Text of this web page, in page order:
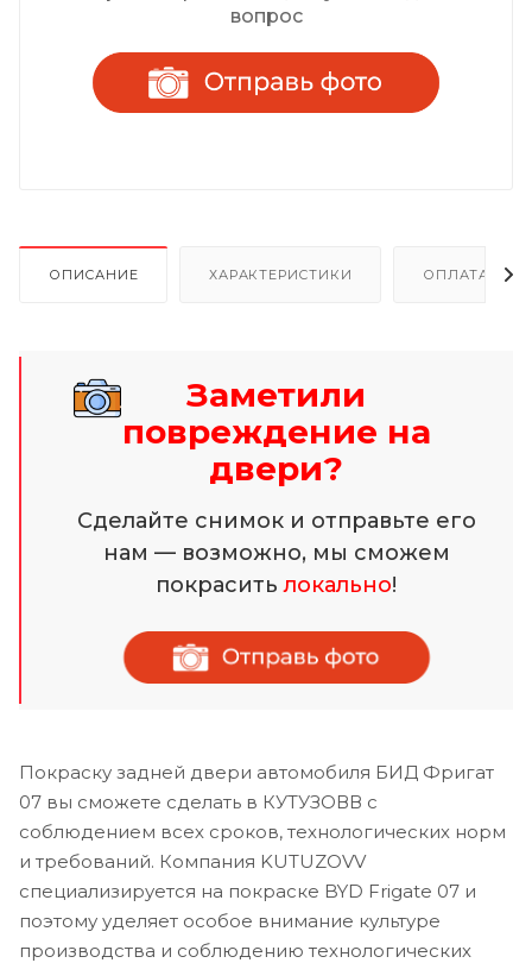
вопрос
ОПИСАНИЕ ХАРАКТЕРИСТИКИ ОПЛАТА И
Заметили
повреждение на
двери?
Сделайте снимок и отправьте его
нам — возможно, мы сможем
покраситьлокально!
Покраску задней двери автомобиля БИД Фригат
07 вы сможете сделать в КУТУЗОВВ с
соблюдением всех сроков, технологических норм
и требований. Компания KUTUZOVV
специализируется на покраске BYD Frigate 07 и
поэтому уделяет особое внимание культуре
производства и соблюдению технологических